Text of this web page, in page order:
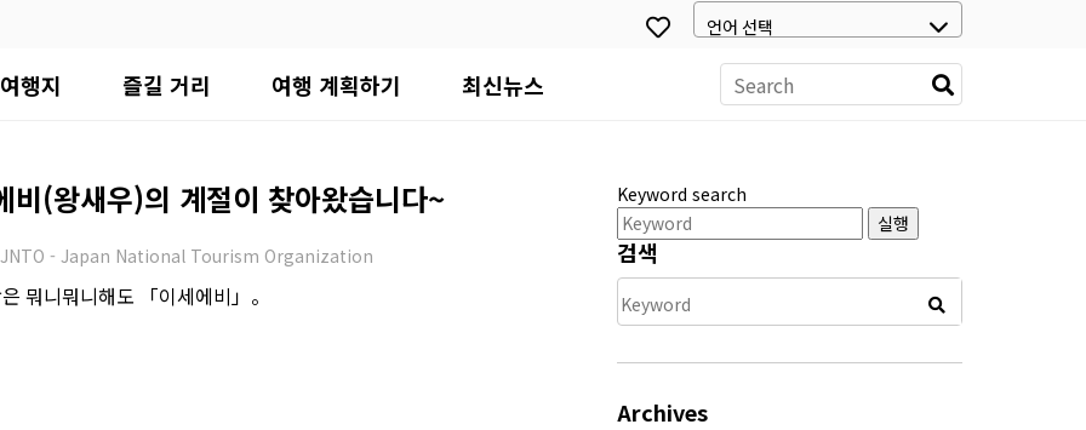
여행지 즐길 거리 여행 계획하기 최신뉴스
비(왕새우)의 계절이 찾아왔습니다~
JNTO - Japan National Tourism Organization
뭐니뭐니해도 「이세에비」。
Keyword search
실행
검색
Archives